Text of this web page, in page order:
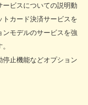
ビスについての説明動
カード決済サービスを
モデルのサービスを強
止機能などオプション